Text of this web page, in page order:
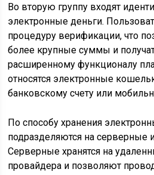
Во вторую группу входят
электронные деньги.
процедуру верификации, что
более крупные суммы и
расширенному функционалу
относятся электронные
банковскому счету или
По способу хранения
подразделяются на серверные
Серверные хранятся на
провайдера и позволяют